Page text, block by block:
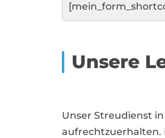
Unsere
Unser Streudienst
aufrechtzuerhalten.